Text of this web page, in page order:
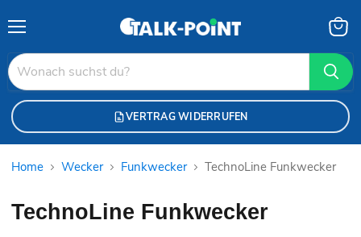
VERTRAG WIDERRUFEN
Home Wecker Funkwecker TechnoLine Funkwecker
TechnoLine Funkwecker